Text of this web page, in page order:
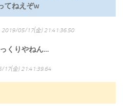
てねえぞw
2019/05/17(金) 21:41:36.50
くりやねん…
17(金) 21:41:39.64